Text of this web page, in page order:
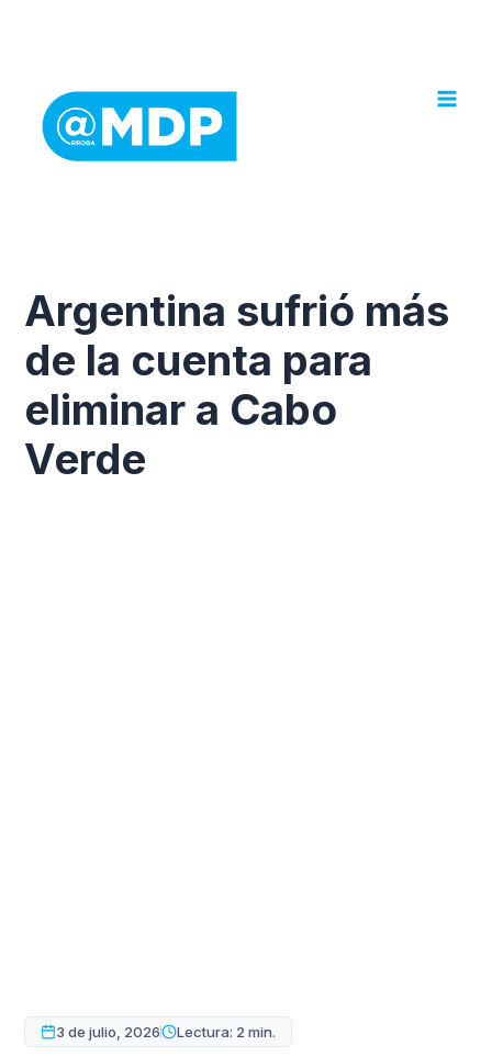
Argentina sufrió más
de la cuenta para
eliminar a Cabo
Verde
3 de julio, 2026 Lectura: 2 min.